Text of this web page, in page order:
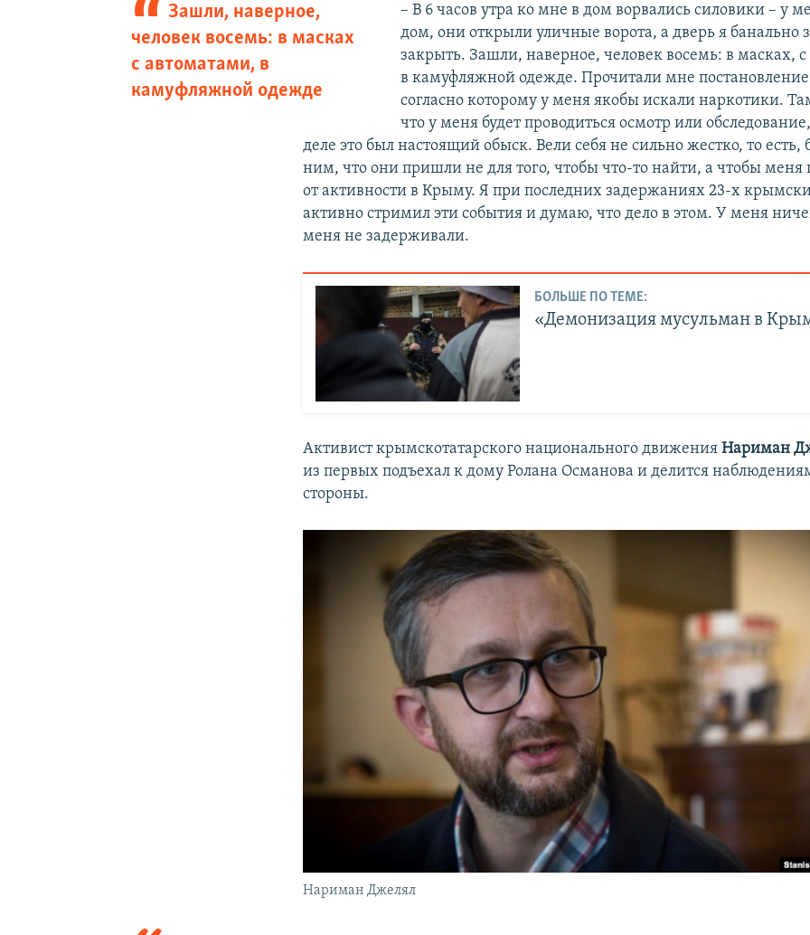
Зашли, наверное,
человек восемь: в масках
с автоматами, в
камуфляжной одежде
– В 6 часов утра ко мне в дом ворвались силовики – у
дом, они открыли уличные ворота, а дверь я банально
закрыть. Зашли, наверное, человек восемь: в масках,
в камуфляжной одежде. Прочитали мне постановление
согласно которому у меня якобы искали наркотики.
что у меня будет проводиться осмотр или
деле это был настоящий обыск. Вели себя не сильно жестко, то есть,
ним, что они пришли не для того, чтобы что-то найти, а чтобы меня
от активности в Крыму. Я при последних задержаниях 23-х
активно стримил эти события и думаю, что дело в этом. У меня
меня не задерживали.
БОЛЬШЕ ПО ТЕМЕ:
«Демонизация мусульман в
Активист крымскотатарского национального движенияНариман
из первых подъехал к дому Ролана Османова и делится
стороны.
Нариман Джелял